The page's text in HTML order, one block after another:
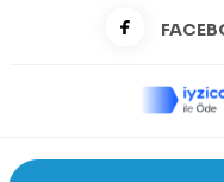
©2026